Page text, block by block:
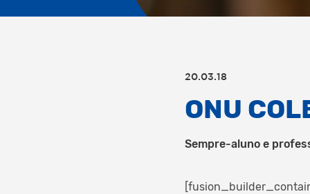
20.03.18
ONU
Sempre-aluno e